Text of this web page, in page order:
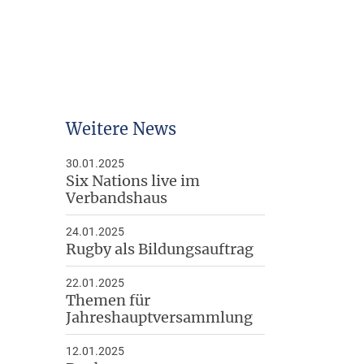
Weitere News
30.01.2025
Six Nations live im
Verbandshaus
24.01.2025
Rugby als Bildungsauftrag
22.01.2025
Themen für
Jahreshauptversammlung
12.01.2025